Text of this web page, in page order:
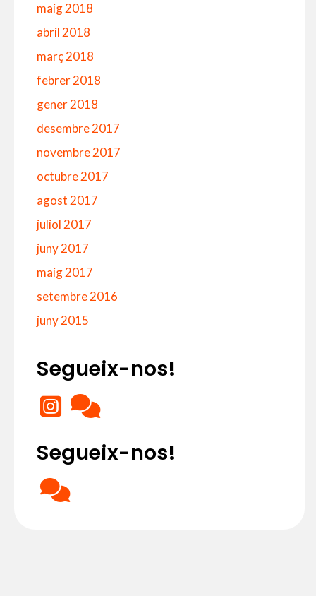
maig 2018
abril 2018
març 2018
febrer 2018
gener 2018
desembre 2017
novembre 2017
octubre 2017
agost 2017
juliol 2017
juny 2017
maig 2017
setembre 2016
juny 2015
Segueix-nos!
Segueix-nos!